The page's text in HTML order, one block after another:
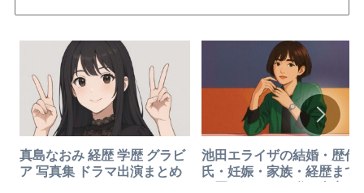
真島なおみ 経歴 学歴 グラビ
ア 写真集 ドラマ出演まとめ
池田エライザの結婚・歴代
氏・妊娠・家族・経歴まで